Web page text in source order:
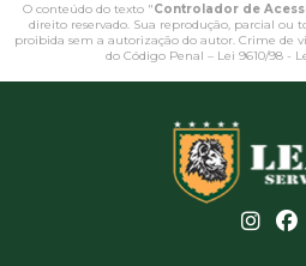
O conteúdo do texto "Controlador de
direito reservado. Sua reprodução, parcial ou
proibida sem a autorização do autor. Crime de
do Código Penal – Lei 9610/98 -